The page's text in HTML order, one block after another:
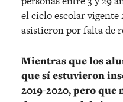
el ciclo escolar vigente
asistieron por falta de
Mientras que los
que sí estuvieron
2019-2020, pero